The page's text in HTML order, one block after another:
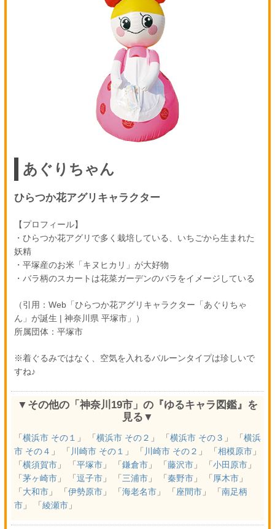
あぐりちゃん
ひらつか花アグリキャラクター
【プロフィール】
・ひらつか花アグリで多く栽培している、いちごから生まれた
妖精
・平塚産のお米「キヌヒカリ」が大好物
・バラ柄のスカートは花菜ガーデンのバラをイメージしている
（引用：Web「ひらつか花アグリキャラクター「あぐりちゃ
ん」が誕生 | 神奈川県 平塚市」）
所属団体：平塚市
※着ぐるみではなく、空気を入れるバルーンタイプは珍しいで
すね♪
▼その他の「神奈川19市」の『ゆるキャラ図鑑』を
見る▼
「 横浜市 その１ 」 「 横浜市 その２ 」 「 横浜市 その３ 」 「 横浜
市 その４ 」 「 川崎市 その１ 」 「 川崎市 その２ 」 「 相模原市」
「 横須賀市」 「 平塚市」 「 鎌倉市」 「 藤沢市」 「 小田原市」
「 茅ヶ崎市」 「 逗子市」 「 三浦市」 「 秦野市」 「 厚木市」
「 大和市」 「 伊勢原市」 「 海老名市」 「 座間市」 「 南足柄
市」 「 綾瀬市」